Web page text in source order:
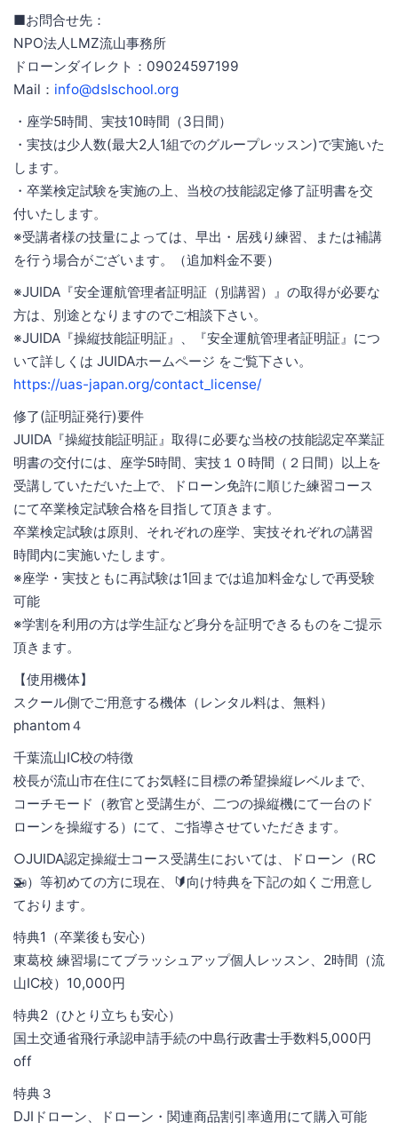
■お問合せ先：
NPO法人LMZ流山事務所
ドローンダイレクト：09024597199
Mail： info@dslschool.org
・座学5時間、実技10時間（3日間）
・実技は少人数(最大2人1組でのグループレッスン)で実施いた
します。
・卒業検定試験を実施の上、当校の技能認定修了証明書を交
付いたします。
※受講者様の技量によっては、早出・居残り練習、または補講
を行う場合がございます。（追加料金不要）
※JUIDA『安全運航管理者証明証（別講習）』の取得が必要な
方は、別途となりますのでご相談下さい。
※JUIDA『操縦技能証明証』、『安全運航管理者証明証』につ
いて詳しくは JUIDAホームページ をご覧下さい。
https://uas-japan.org/contact_license/
修了(証明証発行)要件
JUIDA『操縦技能証明証』取得に必要な当校の技能認定卒業証
明書の交付には、座学5時間、実技１０時間（２日間）以上を
受講していただいた上で、ドローン免許に順じた練習コース
にて卒業検定試験合格を目指して頂きます。
卒業検定試験は原則、それぞれの座学、実技それぞれの講習
時間内に実施いたします。
※座学・実技ともに再試験は1回までは追加料金なしで再受験
可能
※学割を利用の方は学生証など身分を証明できるものをご提示
頂きます。
【使用機体】
スクール側でご用意する機体（レンタル料は、無料）
phantom４
千葉流山IC校の特徴
校長が流山市在住にてお気軽に目標の希望操縦レベルまで、
コーチモード（教官と受講生が、二つの操縦機にて一台のド
ローンを操縦する）にて、ご指導させていただきます。
○JUIDA認定操縦士コース受講生においては、ドローン（RC
🚁）等初めての方に現在、🔰向け特典を下記の如くご用意し
ております。
特典1（卒業後も安心）
東葛校 練習場にてブラッシュアップ個人レッスン、2時間（流
山IC校）10,000円
特典2（ひとり立ちも安心）
国土交通省飛行承認申請手続の中島行政書士手数料5,000円
off
特典３
DJIドローン、ドローン・関連商品割引率適用にて購入可能